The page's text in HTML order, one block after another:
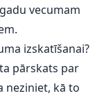
vecumam
izskatīšanai?
pārskats par
neziniet, kā to